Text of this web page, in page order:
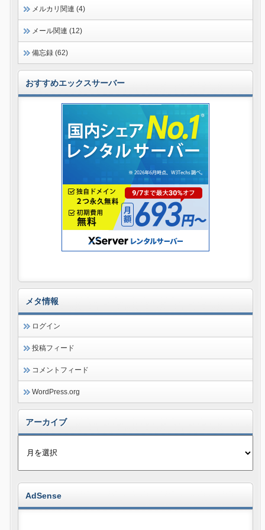
メルカリ関連 (4)
メール関連 (12)
備忘録 (62)
おすすめエックスサーバー
メタ情報
ログイン
投稿フィード
コメントフィード
WordPress.org
アーカイブ
AdSense